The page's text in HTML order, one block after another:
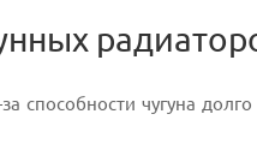
способности чугуна